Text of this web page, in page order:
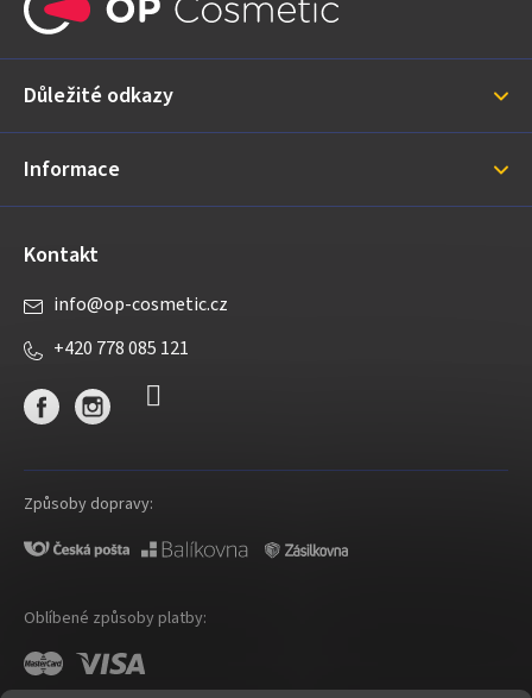
a
í
Důležité odkazy
Informace
Kontakt
info@op-cosmetic.cz
+420 778 085 121
Způsoby dopravy:
Oblíbené způsoby platby: